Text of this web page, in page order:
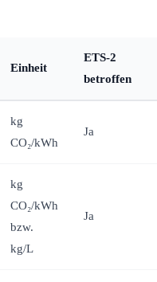
Einheit
ETS-2
betroffen
kg
CO₂/kWh
Ja
kg
CO₂/kWh
bzw.
kg/L
Ja